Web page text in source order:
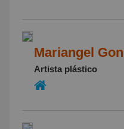
Mariangel
Artista plástico